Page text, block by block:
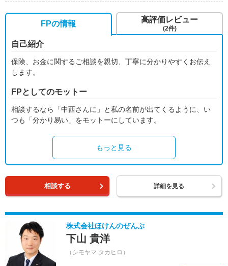
FPの情報
自己紹介
保険、お金に関するご相談を親切、丁寧に分かりやすくお伝え
します。
FPとしてのモットー
相談するなら「中西さんに」と私の名前が出てくるように、い
つも「分かり易い」をモットーにしています。
もっと見る
高評価レビュー
(2件)
相談する 詳細を見る
株式会社ほけんのぜんぶ
下山 貴洋
（シモヤマ タカヒロ）